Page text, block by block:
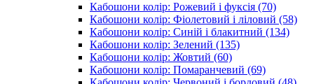
Кабошони колір: Рожевий і фуксія (70)
Кабошони колір: Фіолетовий і ліловий (58)
Кабошони колір: Синій і блакитний (134)
Кабошони колір: Зелений (135)
Кабошони колір: Жовтий (60)
Кабошони колір: Помаранчевий (69)